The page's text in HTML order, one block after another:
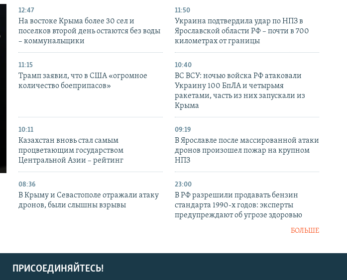
12:47
На востоке Крыма более 30 сел и
поселков второй день остаются без воды
– коммунальщики
11:50
Украина подтвердила удар по НПЗ в
Ярославской области РФ – почти в 700
километрах от границы
11:15
Трамп заявил, что в США «огромное
количество боеприпасов»
10:40
ВС ВСУ: ночью войска РФ атаковали
Украину 100 БпЛА и четырьмя
ракетами, часть из них запускали из
Крыма
10:11
Казахстан вновь стал самым
процветающим государством
Центральной Азии – рейтинг
09:19
В Ярославле после массированной атаки
дронов произошел пожар на крупном
НПЗ
08:36
В Крыму и Севастополе отражали атаку
дронов, были слышны взрывы
23:00
В РФ разрешили продавать бензин
стандарта 1990-х годов: эксперты
предупреждают об угрозе здоровью
БОЛЬШЕ
ПРИСОЕДИНЯЙТЕСЬ!